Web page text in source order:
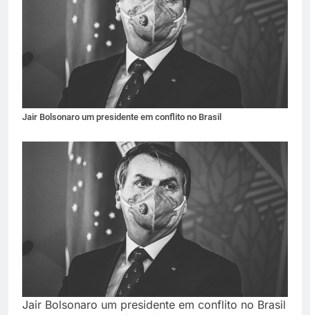
Jair Bolsonaro um presidente em conflito no Brasil
Jair Bolsonaro um presidente em conflito no Brasil